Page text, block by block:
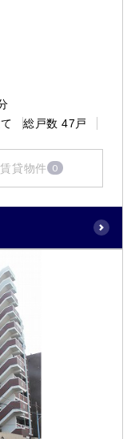
総戸数 47戸
賃貸物件 0